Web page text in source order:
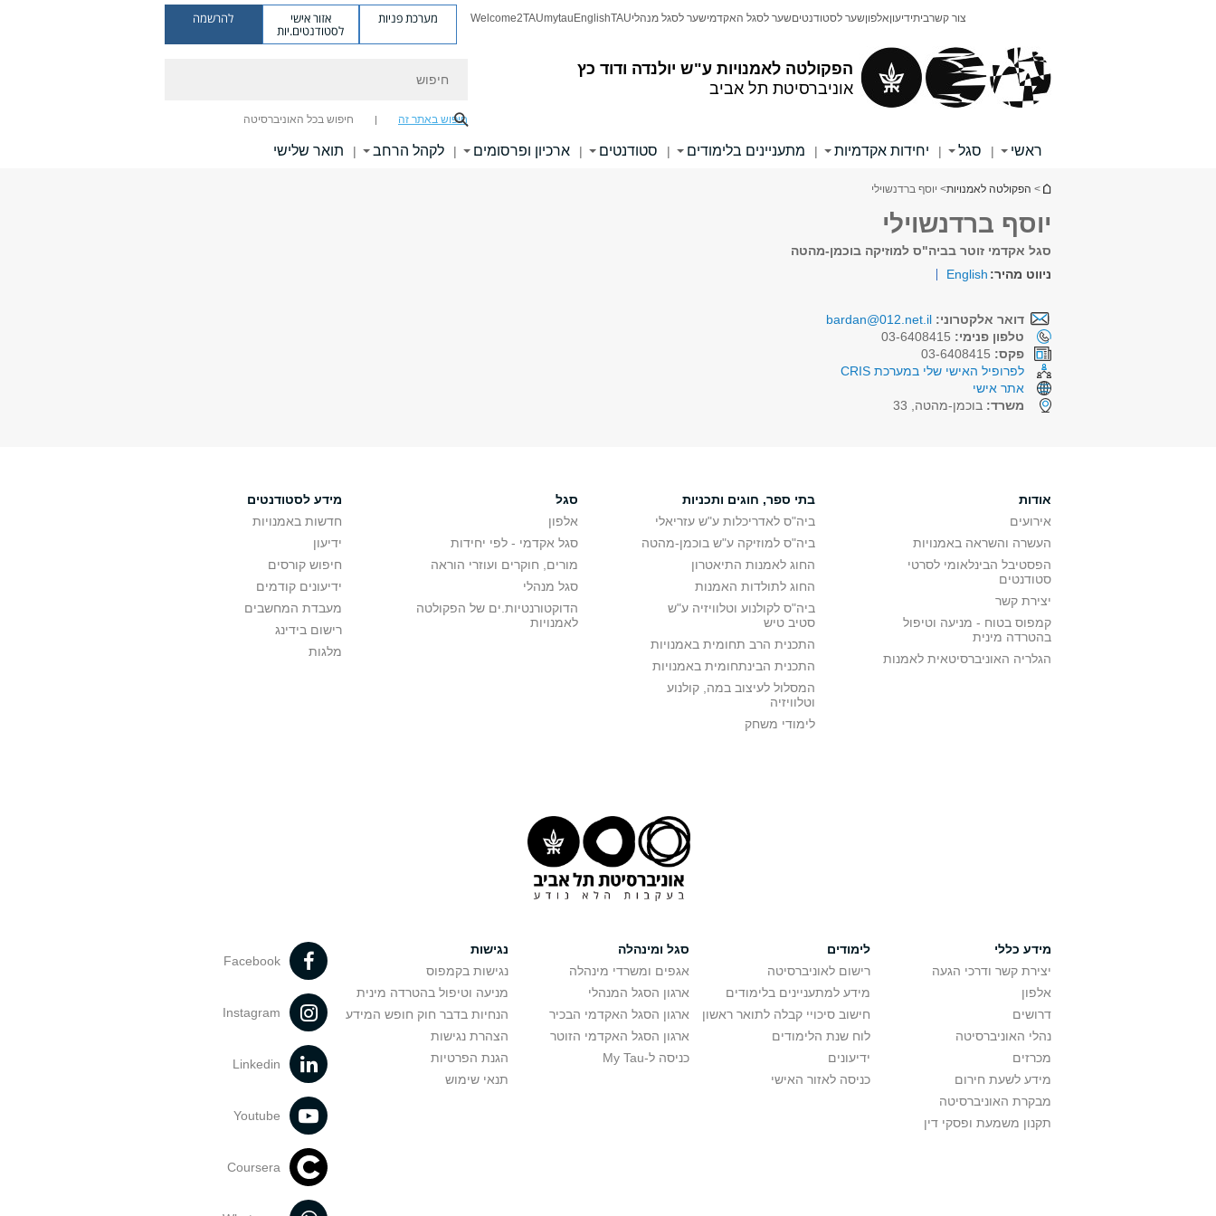
הפקולטה לאמנויות ע"ש יולנדה ודוד כץ
אוניברסיטת תל אביב
צור קשרביתידיעוןאלפוןשער לסטודנטיםשער לסגל האקדמישער לסגל מנהליTAU
English
mytau
Welcome2TAU מערכת פניות אזור אישי
לסטודנטים.יות
להרשמה
חיפוש באתר זה חיפוש בכל האוניברסיטה
ראשי | סגל | יחידות אקדמיות | מתעניינים בלימודים | סטודנטים | ארכיון ופרסומים | לקהל הרחב | תואר שלישי
הינך נמצא כאן
> הפקולטה לאמנויות> יוסף ברדנשוילי
יוסף ברדנשוילי
סגל אקדמי זוטר בביה"ס למוזיקה בוכמן-מהטה
ניווט מהיר: English
דואר אלקטרוני: bardan@012.net.il
טלפון פנימי:
פקס:
לפרופיל האישי שלי במערכת CRIS
אתר אישי
משרד: בוכמן-מהטה, 33
אודות
אירועים
העשרה והשראה באמנויות
הפסטיבל הבינלאומי לסרטי
סטודנטים
יצירת קשר
קמפוס בטוח - מניעה וטיפול
בהטרדה מינית
הגלריה האוניברסיטאית לאמנות
בתי ספר, חוגים ותכניות
ביה"ס לאדריכלות ע"ש עזריאלי
ביה"ס למוזיקה ע"ש בוכמן-מהטה
החוג לאמנות התיאטרון
החוג לתולדות האמנות
ביה"ס לקולנוע וטלוויזיה ע"ש
סטיב טיש
התכנית הרב תחומית באמנויות
התכנית הבינתחומית באמנויות
המסלול לעיצוב במה, קולנוע
וטלוויזיה
לימודי משחק
סגל
אלפון
סגל אקדמי - לפי יחידות
מורים, חוקרים ועוזרי הוראה
סגל מנהלי
הדוקטורנטיות.ים של הפקולטה
לאמנויות
מידע לסטודנטים
חדשות באמנויות
ידיעון
חיפוש קורסים
ידיעונים קודמים
מעבדת המחשבים
רישום בידינג
מלגות
מידע כללי
יצירת קשר ודרכי הגעה
אלפון
דרושים
נהלי האוניברסיטה
מכרזים
מידע לשעת חירום
מבקרת האוניברסיטה
תקנון משמעת ופסקי דין
לימודים
רישום לאוניברסיטה
מידע למתעניינים בלימודים
חישוב סיכויי קבלה לתואר ראשון
לוח שנת הלימודים
ידיעונים
כניסה לאזור האישי
סגל ומינהלה
אגפים ומשרדי מינהלה
ארגון הסגל המנהלי
ארגון הסגל האקדמי הבכיר
ארגון הסגל האקדמי הזוטר
כניסה ל-My Tau
נגישות
נגישות בקמפוס
מניעה וטיפול בהטרדה מינית
הנחיות בדבר חוק חופש המידע
הצהרת נגישות
הגנת הפרטיות
תנאי שימוש
Facebook
Instagram
Linkedin
Youtube
Coursera